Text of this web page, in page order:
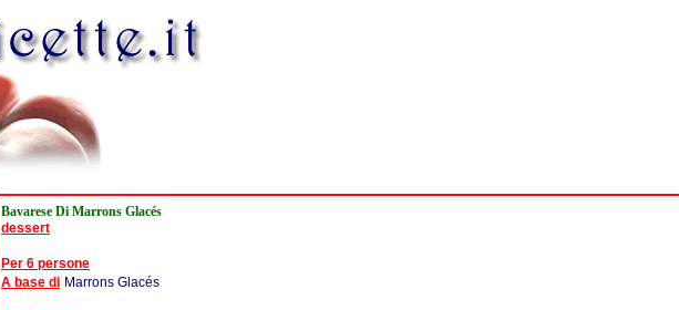
Bavarese Di Marrons Glacés
dessert
Per 6 persone
A base di Marrons Glacés